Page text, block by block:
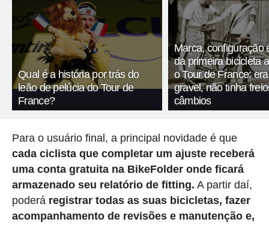
Qual é a história por trás do
leão de pelúcia do Tour de
France?
Marca, configuração
da primeira bicicleta
o Tour de France:
gravel, não tinha
câmbios
Para o usuário final, a principal novidade é que
cada ciclista que completar um ajuste receberá
uma conta gratuita na BikeFolder onde ficará
armazenado seu relatório de fitting. A partir daí,
poderá registrar todas as suas bicicletas, fazer
acompanhamento de revisões e manutenção e,